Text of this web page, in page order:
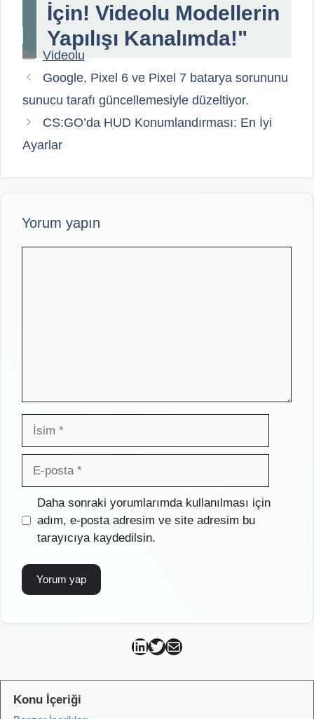
İçin! Videolu Modellerin
Yapılışı Kanalımda!"
Kategoriler
Videolu
Google, Pixel 6 ve Pixel 7 batarya sorununu
sunucu tarafı güncellemesiyle düzeltiyor.
CS:GO’da HUD Konumlandırması: En İyi
Ayarlar
Yorum yapın
İsim
posta
İnternet
sitesi
Daha sonraki yorumlarımda kullanılması için
adım, e-posta adresim ve site adresim bu
tarayıcıya kaydedilsin.
Can Kütahya Linkedin
Can Kütahya Twitter
Can Kütahya Mail
Konu İçeriği